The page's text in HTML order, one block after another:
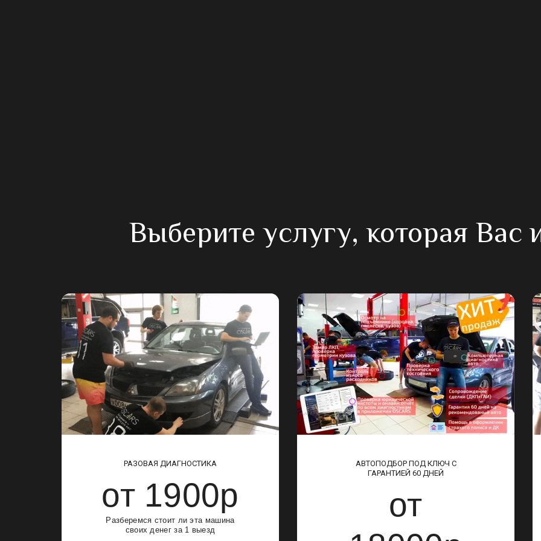
Выберите услугу, которая Вас
РАЗОВАЯ ДИАГНОСТИКА
от 1900р
Разберемся стоит ли эта машина
своих денег за 1 выезд
АВТОПОДБОР ПОД КЛЮЧ С
ГАРАНТИЕЙ 60 ДНЕЙ
от